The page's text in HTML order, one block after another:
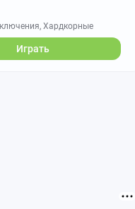
Хардкорные
Играть